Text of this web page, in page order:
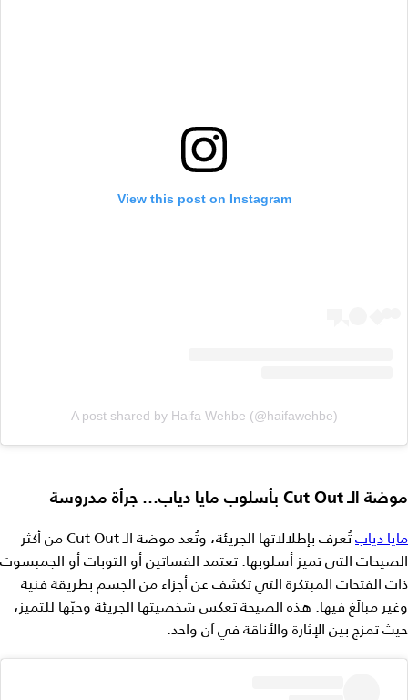
View this post on Instagram
A post shared by Haifa Wehbe (@haifawehbe)
موضة الـCut Out بأسلوب مايا دياب… جرأة مدروسة
مايا دياب
تُعرف بإطلالاتها الجريئة، وتُعد موضة الـ Cut Out من أكثر
الصيحات التي تميز أسلوبها. تعتمد الفساتين أو التوبات أو الجمبسوت
ذات الفتحات المبتكرة التي تكشف عن أجزاء من الجسم بطريقة فنية
وغير مبالَغ فيها. هذه الصيحة تعكس شخصيتها الجريئة وحبّها للتميز،
حيث تمزج بين الإثارة والأناقة في آن واحد.